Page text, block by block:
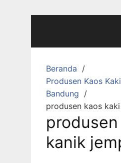
Beranda
Produsen Kaos
Bandung
produsen kaos
kanik